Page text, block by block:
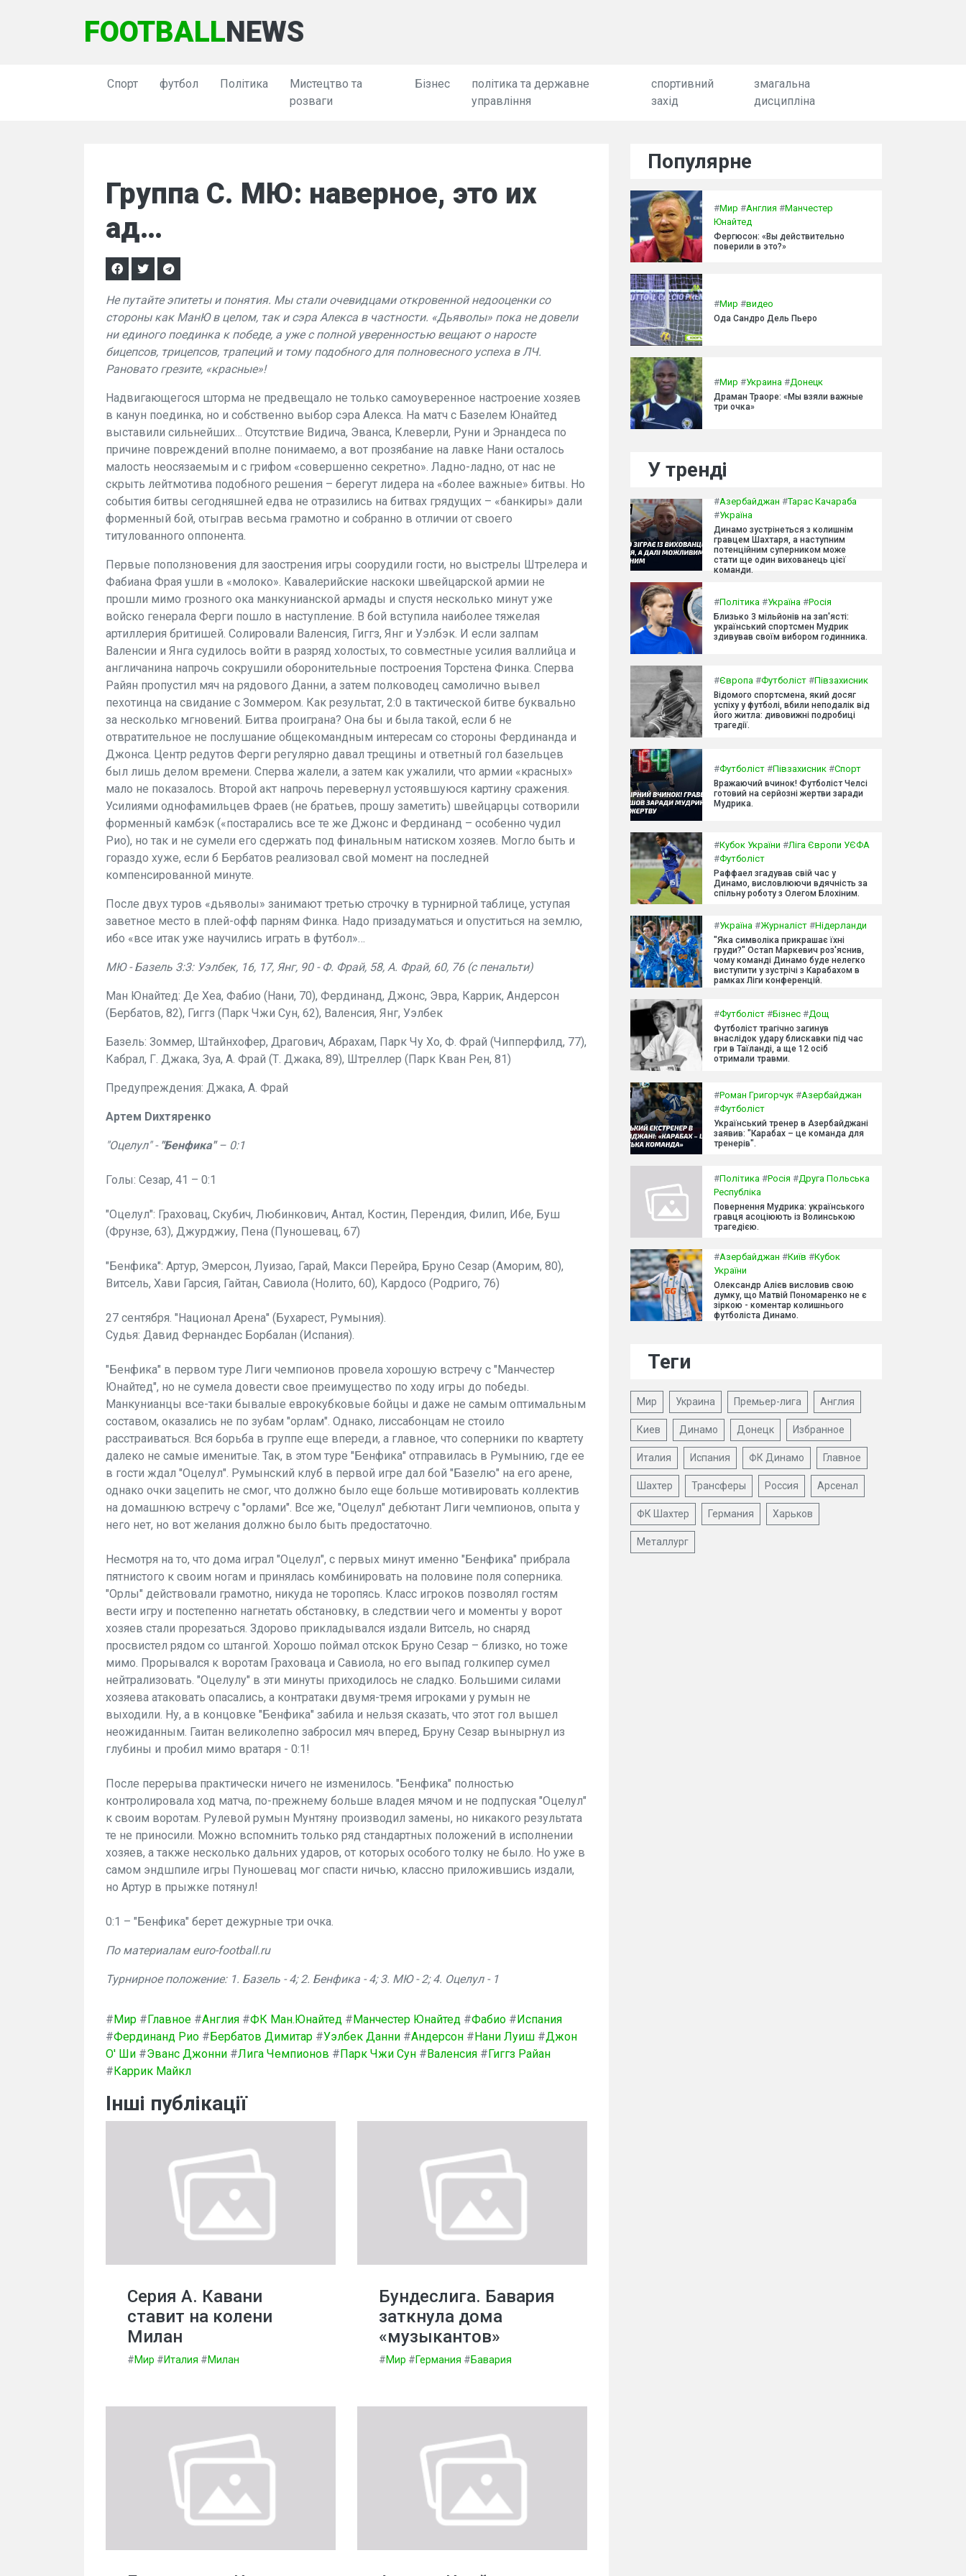
FOOTBALLNEWS
Спорт футбол Політика
Мистецтво та
розваги
Бізнес
політика та державне
управління
спортивний
захід
змагальна
дисципліна
Группа С. МЮ: наверное, это их
ад…
Не путайте эпитеты и понятия. Мы стали очевидцами откровенной недооценки со
стороны как МанЮ в целом, так и сэра Алекса в частности. «Дьяволы» пока не довели
ни единого поединка к победе, а уже с полной уверенностью вещают о наросте
бицепсов, трицепсов, трапеций и тому подобного для полновесного успеха в ЛЧ.
Рановато грезите, «красные»!
Надвигающегося шторма не предвещало не только самоуверенное настроение хозяев
в канун поединка, но и собственно выбор сэра Алекса. На матч с Базелем Юнайтед
выставили сильнейших… Отсутствие Видича, Эванса, Клеверли, Руни и Эрнандеса по
причине повреждений вполне понимаемо, а вот прозябание на лавке Нани осталось
малость неосязаемым и с грифом «совершенно секретно». Ладно-ладно, от нас не
скрыть лейтмотива подобного решения – берегут лидера на «более важные» битвы. Но
события битвы сегодняшней едва не отразились на битвах грядущих – «банкиры» дали
форменный бой, отыграв весьма грамотно и собранно в отличии от своего
титулованного оппонента.
Первые поползновения для заострения игры соорудили гости, но выстрелы Штрелера и
Фабиана Фрая ушли в «молоко». Кавалерийские наскоки швейцарской армии не
прошли мимо грозного ока манкунианской армады и спустя несколько минут уже
войско генерала Ферги пошло в наступление. В бой вступила наиболее тяжелая
артиллерия бритишей. Солировали Валенсия, Гиггз, Янг и Уэлбэк. И если залпам
Валенсии и Янга судилось войти в разряд холостых, то совместные усилия валлийца и
англичанина напрочь сокрушили оборонительные построения Торстена Финка. Сперва
Райян пропустил мяч на рядового Данни, а затем полководец самолично вывел
пехотинца на свидание с Зоммером. Как результат, 2:0 в тактической битве буквально
за несколько мгновений. Битва проиграна? Она бы и была такой, если б не
отвратительное не послушание общекомандным интересам со стороны Фердинанда и
Джонса. Центр редутов Ферги регулярно давал трещины и ответный гол базельцев
был лишь делом времени. Сперва жалели, а затем как ужалили, что армии «красных»
мало не показалось. Второй акт напрочь перевернул устоявшуюся картину сражения.
Усилиями однофамильцев Фраев (не братьев, прошу заметить) швейцарцы сотворили
форменный камбэк («постарались все те же Джонс и Фердинанд – особенно чудил
Рио), но так и не сумели его сдержать под финальным натиском хозяев. Могло быть и
гораздо хуже, если б Бербатов реализовал свой момент на последней
компенсированной минуте.
После двух туров «дьяволы» занимают третью строчку в турнирной таблице, уступая
заветное место в плей-офф парням Финка. Надо призадуматься и опуститься на землю,
ибо «все итак уже научились играть в футбол»…
МЮ - Базель 3:3: Уэлбек, 16, 17, Янг, 90 - Ф. Фрай, 58, А. Фрай, 60, 76 (с пенальти)
Ман Юнайтед: Де Хеа, Фабио (Нани, 70), Фердинанд, Джонс, Эвра, Каррик, Андерсон
(Бербатов, 82), Гиггз (Парк Чжи Сун, 62), Валенсия, Янг, Уэлбек
Базель: Зоммер, Штайнхофер, Драгович, Абрахам, Парк Чу Хо, Ф. Фрай (Чипперфилд, 77),
Кабрал, Г. Джака, Зуа, А. Фрай (Т. Джака, 89), Штреллер (Парк Кван Рен, 81)
Предупреждения: Джака, А. Фрай
Артем Dихтяренко
"Оцелул" - "Бенфика"– 0:1
Голы: Сезар, 41 – 0:1
"Оцелул": Граховац, Скубич, Любинкович, Антал, Костин, Перендия, Филип, Ибе, Буш
(Фрунзе, 63), Джурджиу, Пена (Пуношевац, 67)
"Бенфика": Артур, Эмерсон, Луизао, Гарай, Макси Перейра, Бруно Сезар (Аморим, 80),
Витсель, Хави Гарсия, Гайтан, Савиола (Нолито, 60), Кардосо (Родриго, 76)
27 сентября. "Национал Арена" (Бухарест, Румыния).
Судья: Давид Фернандес Борбалан (Испания).
"Бенфика" в первом туре Лиги чемпионов провела хорошую встречу с "Манчестер
Юнайтед", но не сумела довести свое преимущество по ходу игры до победы.
Манкунианцы все-таки бывалые еврокубковые бойцы и даже не самым оптимальным
составом, оказались не по зубам "орлам". Однако, лиссабонцам не стоило
расстраиваться. Вся борьба в группе еще впереди, а главное, что соперники по квартету
далеко не самые именитые. Так, в этом туре "Бенфика" отправилась в Румынию, где ее
в гости ждал "Оцелул". Румынский клуб в первой игре дал бой "Базелю" на его арене,
однако очки зацепить не смог, что должно было еще больше мотивировать коллектив
на домашнюю встречу с "орлами". Все же, "Оцелул" дебютант Лиги чемпионов, опыта у
него нет, но вот желания должно было быть предостаточно.
Несмотря на то, что дома играл "Оцелул", с первых минут именно "Бенфика" прибрала
пятнистого к своим ногам и принялась комбинировать на половине поля соперника.
"Орлы" действовали грамотно, никуда не торопясь. Класс игроков позволял гостям
вести игру и постепенно нагнетать обстановку, в следствии чего и моменты у ворот
хозяев стали прорезаться. Здорово прикладывался издали Витсель, но снаряд
просвистел рядом со штангой. Хорошо поймал отскок Бруно Сезар – близко, но тоже
мимо. Прорывался к воротам Граховаца и Савиола, но его выпад голкипер сумел
нейтрализовать. "Оцелулу" в эти минуты приходилось не сладко. Большими силами
хозяева атаковать опасались, а контратаки двумя-тремя игроками у румын не
выходили. Ну, а в концовке "Бенфика" забила и нельзя сказать, что этот гол вышел
неожиданным. Гаитан великолепно забросил мяч вперед, Бруну Сезар вынырнул из
глубины и пробил мимо вратаря - 0:1!
После перерыва практически ничего не изменилось. "Бенфика" полностью
контролировала ход матча, по-прежнему больше владея мячом и не подпуская "Оцелул"
к своим воротам. Рулевой румын Мунтяну производил замены, но никакого результата
те не приносили. Можно вспомнить только ряд стандартных положений в исполнении
хозяев, а также несколько дальних ударов, от которых особого толку не было. Но уже в
самом эндшпиле игры Пуношевац мог спасти ничью, классно приложившись издали,
но Артур в прыжке потянул!
0:1 – "Бенфика" берет дежурные три очка.
По материалам euro-football.ru
Турнирное положение: 1. Базель - 4; 2. Бенфика - 4; 3. МЮ - 2; 4. Оцелул - 1
#Мир #Главное #Англия #ФК Ман.Юнайтед #Манчестер Юнайтед #Фабио #Испания
#Фердинанд Рио #Бербатов Димитар #Уэлбек Данни #Андерсон #Нани Луиш #Джон
О' Ши #Эванс Джонни #Лига Чемпионов #Парк Чжи Сун #Валенсия #Гиггз Райан
#Каррик Майкл
Інші публікації
Серия А. Кавани
ставит на колени
Милан
#Мир #Италия #Милан
Бундеслига. Бавария
заткнула дома
«музыкантов»
#Мир #Германия #Бавария
Популярне
#Мир #Англия #Манчестер
Юнайтед
Фергюсон: «Вы действительно
поверили в это?»
#Мир #видео
Ода Сандро Дель Пьеро
#Мир #Украина #Донецк
Драман Траоре: «Мы взяли важные
три очка»
У тренді
#Азербайджан #Тарас Качараба
#Україна
Динамо зустрінеться з колишнім
гравцем Шахтаря, а наступним
потенційним суперником може
стати ще один вихованець цієї
команди.
#Політика #Україна #Росія
Близько 3 мільйонів на зап'ясті:
український спортсмен Мудрик
здивував своїм вибором годинника.
#Європа #Футболіст #Півзахисник
Відомого спортсмена, який досяг
успіху у футболі, вбили неподалік від
його житла: дивовижні подробиці
трагедії.
#Футболіст #Півзахисник #Спорт
Вражаючий вчинок! Футболіст Челсі
готовий на серйозні жертви заради
Мудрика.
#Кубок України #Ліга Європи УЄФА
#Футболіст
Раффаел згадував свій час у
Динамо, висловлюючи вдячність за
спільну роботу з Олегом Блохіним.
#Україна #Журналіст #Нідерланди
"Яка символіка прикрашає їхні
груди?" Остап Маркевич роз'яснив,
чому команді Динамо буде нелегко
виступити у зустрічі з Карабахом в
рамках Ліги конференцій.
#Футболіст #Бізнес #Дощ
Футболіст трагічно загинув
внаслідок удару блискавки під час
гри в Таїланді, а ще 12 осіб
отримали травми.
#Роман Григорчук #Азербайджан
#Футболіст
Український тренер в Азербайджані
заявив: "Карабах – це команда для
тренерів".
#Політика #Росія #Друга Польська
Республіка
Повернення Мудрика: українського
гравця асоціюють із Волинською
трагедією.
#Азербайджан #Київ #Кубок
України
Олександр Алієв висловив свою
думку, що Матвій Пономаренко не є
зіркою - коментар колишнього
футболіста Динамо.
Теги
Мир Украина Премьер-лига Англия
Киев Динамо Донецк Избранное
Италия Испания ФК Динамо Главное
Шахтер Трансферы Россия Арсенал
ФК Шахтер Германия Харьков
Металлург